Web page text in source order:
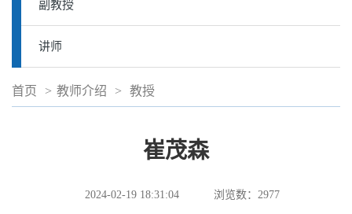
副教授
讲师
首页 > 教师介绍 > 教授
崔茂森
2024-02-19 18:31:04 浏览数： 2977